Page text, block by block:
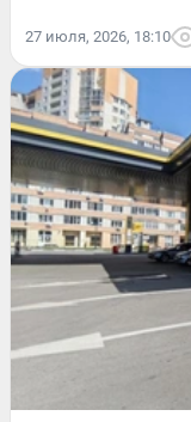
27 июля, 2026, 18:10